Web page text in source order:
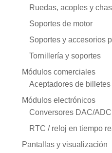
Ruedas, acoples y
Soportes de motor
Soportes y accesorios
Tornillería y soportes
Módulos comerciales
Aceptadores de billetes
Módulos electrónicos
Conversores DAC/ADC
RTC / reloj en tiempo
Pantallas y visualización